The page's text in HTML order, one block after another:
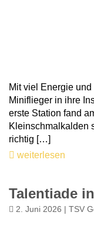
Mit viel Energie
Miniflieger in ihre
erste Station fand
Kleinschmalkalden
richtig […]
weiterlesen
Talentiade
2. Juni 2026 | TSV